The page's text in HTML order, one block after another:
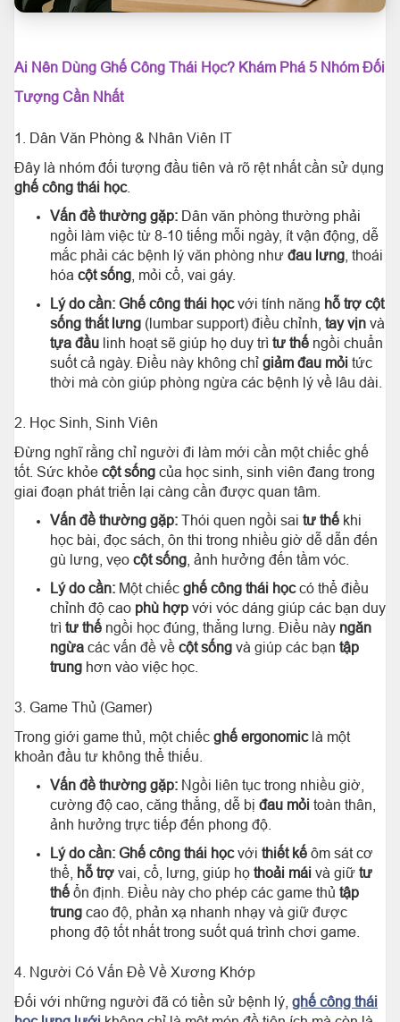
Ai Nên Dùng Ghế Công Thái Học? Khám Phá 5 Nhóm Đối
Tượng Cần Nhất
1. Dân Văn Phòng & Nhân Viên IT
Đây là nhóm đối tượng đầu tiên và rõ rệt nhất cần sử dụng
ghế công thái học.
Vấn đề thường gặp: Dân văn phòng thường phải
ngồi làm việc từ 8-10 tiếng mỗi ngày, ít vận động, dễ
mắc phải các bệnh lý văn phòng như đau lưng , thoái
hóa cột sống , mỏi cổ, vai gáy.
Lý do cần: Ghế công thái họcvới tính năng hỗ trợ cột
sống thắt lưng (lumbar support) điều chỉnh, tay vịn và
tựa đầu linh hoạt sẽ giúp họ duy trì tư thế ngồi chuẩn
suốt cả ngày. Điều này không chỉ giảm đau mỏi tức
thời mà còn giúp phòng ngừa các bệnh lý về lâu dài.
2. Học Sinh, Sinh Viên
Đừng nghĩ rằng chỉ người đi làm mới cần một chiếc ghế
tốt. Sức khỏe cột sống của học sinh, sinh viên đang trong
giai đoạn phát triển lại càng cần được quan tâm.
Vấn đề thường gặp: Thói quen ngồi sai tư thế khi
học bài, đọc sách, ôn thi trong nhiều giờ dễ dẫn đến
gù lưng, vẹo cột sống , ảnh hưởng đến tầm vóc.
Lý do cần: Một chiếc ghế công thái họccó thể điều
chỉnh độ cao phù hợp với vóc dáng giúp các bạn duy
trì tư thế ngồi học đúng, thẳng lưng. Điều này ngăn
ngừa các vấn đề về cột sống và giúp các bạn tập
trung hơn vào việc học.
3. Game Thủ (Gamer)
Trong giới game thủ, một chiếc ghế ergonomiclà một
khoản đầu tư không thể thiếu.
Vấn đề thường gặp: Ngồi liên tục trong nhiều giờ,
cường độ cao, căng thẳng, dễ bị đau mỏi toàn thân,
ảnh hưởng trực tiếp đến phong độ.
Lý do cần: Ghế công thái họcvới thiết kế ôm sát cơ
thể, hỗ trợ vai, cổ, lưng, giúp họ thoải mái và giữ tư
thế ổn định. Điều này cho phép các game thủ tập
trung cao độ, phản xạ nhanh nhạy và giữ được
phong độ tốt nhất trong suốt quá trình chơi game.
4. Người Có Vấn Đề Về Xương Khớp
Đối với những người đã có tiền sử bệnh lý, ghế công thái